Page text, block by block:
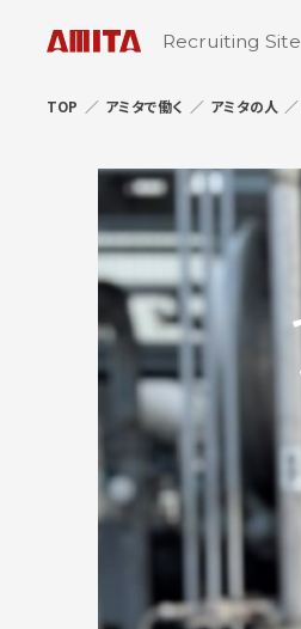
Recruiting Site
TOP アミタで働く アミタの人